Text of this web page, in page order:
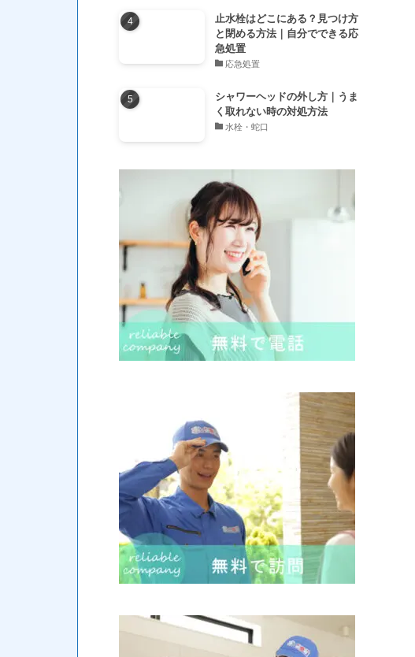
止水栓はどこにある？見つけ方
と閉める方法｜自分でできる応
急処置
応急処置
シャワーヘッドの外し方｜うま
く取れない時の対処方法
水栓・蛇口